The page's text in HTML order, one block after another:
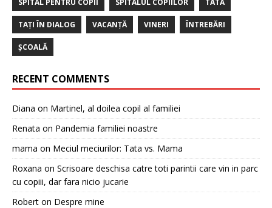
TAȚI ÎN DIALOG VACANȚĂ VINERI ÎNTREBĂRI
ȘCOALĂ
RECENT COMMENTS
Diana on Martinel, al doilea copil al familiei
Renata on Pandemia familiei noastre
mama on Meciul meciurilor: Tata vs. Mama
Roxana on Scrisoare deschisa catre toti parintii care vin in parc
cu copiii, dar fara nicio jucarie
Robert on Despre mine